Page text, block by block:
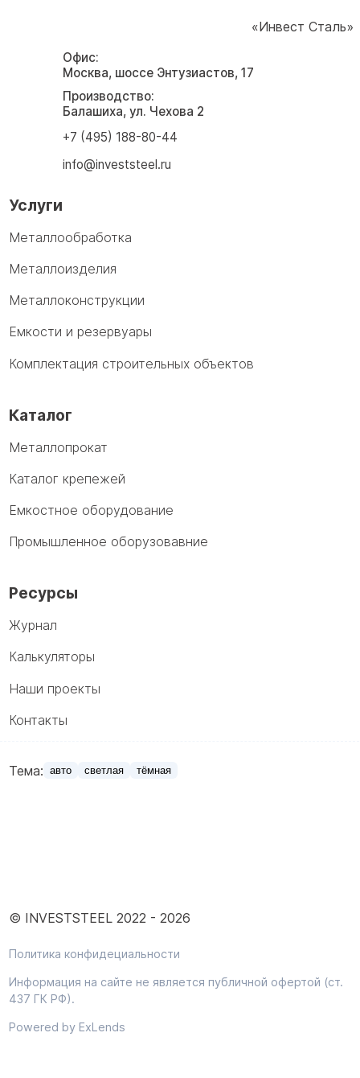
«Инвест Сталь»
Офис:
Москва, шоссе Энтузиастов, 17
Производство:
Балашиха, ул. Чехова 2
+7 (495) 188-80-44
info@investsteel.ru
Услуги
Металлообработка
Металлоизделия
Металлоконструкции
Емкости и резервуары
Комплектация строительных объектов
Каталог
Металлопрокат
Каталог крепежей
Емкостное оборудование
Промышленное оборузовавние
Ресурсы
Журнал
Калькуляторы
Наши проекты
Контакты
Тема: авто светлая тёмная
© INVESTSTEEL 2022 - 2026
Политика конфидециальности
Информация на сайте не является публичной офертой (ст.
437 ГК РФ).
Powered by ExLends